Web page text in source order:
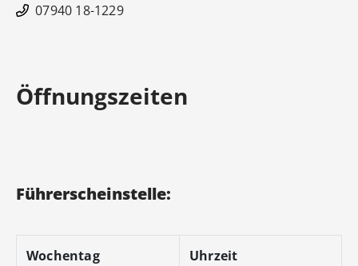
07940 18-1229
Öffnungszeiten
Führerscheinstelle:
Wochentag Uhrzeit